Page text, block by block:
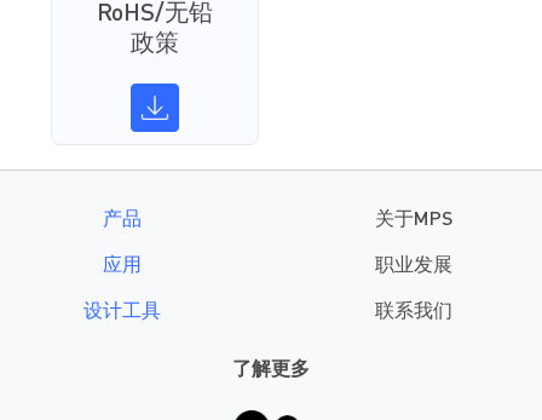
RoHS/无铅
政策
产品
应用
设计工具
关于MPS
职业发展
联系我们
了解更多